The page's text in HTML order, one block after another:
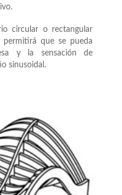
circular o rectangular
permitirá que se pueda
y la sensación de
sinusoidal.